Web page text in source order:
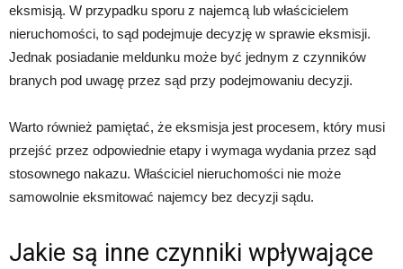
eksmisją. W przypadku sporu z najemcą lub właścicielem
nieruchomości, to sąd podejmuje decyzję w sprawie eksmisji.
Jednak posiadanie meldunku może być jednym z czynników
branych pod uwagę przez sąd przy podejmowaniu decyzji.
Warto również pamiętać, że eksmisja jest procesem, który musi
przejść przez odpowiednie etapy i wymaga wydania przez sąd
stosownego nakazu. Właściciel nieruchomości nie może
samowolnie eksmitować najemcy bez decyzji sądu.
Jakie są inne czynniki wpływające